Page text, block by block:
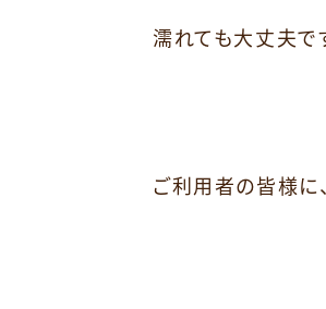
濡れても大丈夫で
ご利用者の皆様に